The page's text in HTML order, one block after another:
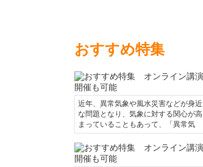
おすすめ特集
近年、異常気象や風水災害などが身近
な問題となり、気象に対する関心が高
まっていることもあって、「異常気